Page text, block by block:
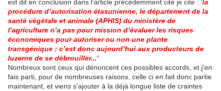
est dit en conclusion dans l'article précédemment cité je cite : 'la
procédure d’autorisation étasunienne, le département de la
santé végétale et animale (APHIS) du ministère de
l’agriculture n’a pas pour mission d’évaluer les risques
économiques pour autoriser ou non une plante
transgénique : c’est donc aujourd’hui aux producteurs de
luzerne de se débrouiller...'
Nombreux sont ceux qui dénoncent ces possibles accords, et j'en
fais parti, pour de nombreuses raisons, celle ci en fait donc partie
maintenant, et viens s'ajouter à la déjà longue liste de craintes